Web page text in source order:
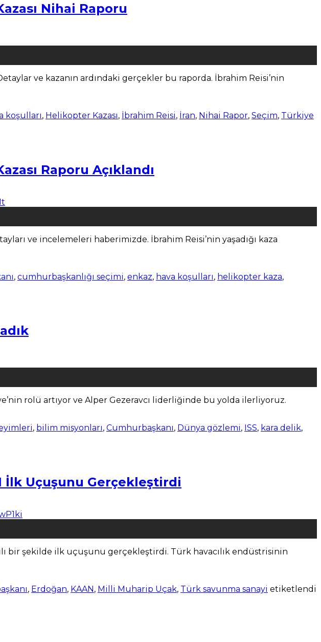
Nihai Raporu
ve kazanın ardındaki gerçekler bu raporda. İbrahim Reisi’nin
koşulları, Helikopter Kazası, İbrahim Reisi, İran, Nihai Rapor, Seçim, Türkiye
Raporu Açıklandı
ve incelemeleri haberimizde. İbrahim Reisi’nin yaşadığı kaza
, cumhurbaşkanlığı seçimi, enkaz, hava koşulları, helikopter kaza,
rolü artıyor ve Alper Gezeravcı liderliğinde bu yolda ilerliyoruz.
, bilim misyonları, Cumhurbaşkanı, Dünya gözlemi, ISS, kara delik,
İlk Uçuşunu Gerçekleştirdi
bir şekilde ilk uçuşunu gerçekleştirdi. Türk havacılık endüstrisinin
, Erdoğan, KAAN , Milli Muharip Uçak, Türk savunma sanayi etiketlendi